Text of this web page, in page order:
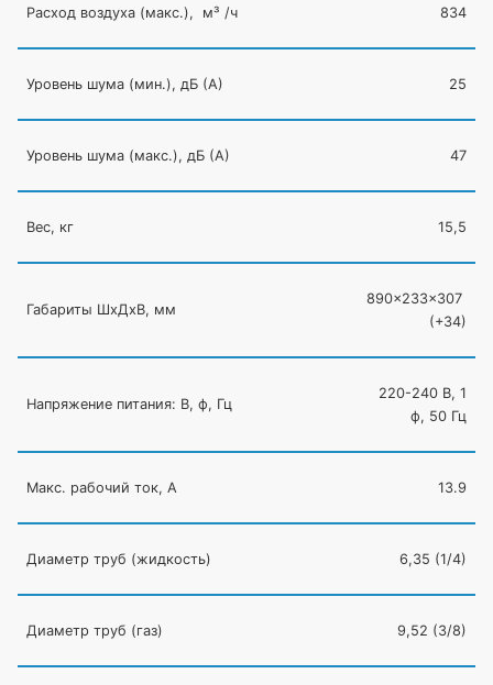
Расход воздуха (макс.), м³ /ч 834
Уровень шума (мин.), дБ (А) 25
Уровень шума (макс.), дБ (А) 47
Вес, кг 15,5
Габариты ШхДхВ, мм
890×233×307
(+34)
Напряжение питания: В, ф, Гц
220-240 В, 1
ф, 50 Гц
Макс. рабочий ток, А 13.9
Диаметр труб (жидкость) 6,35 (1/4)
Диаметр труб (газ) 9,52 (3/8)